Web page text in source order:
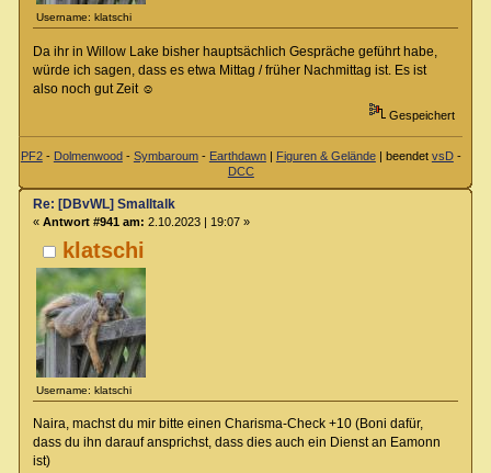
Username: klatschi
Da ihr in Willow Lake bisher hauptsächlich Gespräche geführt habe,
würde ich sagen, dass es etwa Mittag / früher Nachmittag ist. Es ist
also noch gut Zeit ☺️
Gespeichert
PF2- Dolmenwood - Symbaroum- Earthdawn| Figuren & Gelände| beendet vsD-
DCC
klatschi
Username: klatschi
Re: [DBvWL] Smalltalk
« Antwort #941 am: 2.10.2023 | 19:07 »
Naira, machst du mir bitte einen Charisma-Check +10 (Boni dafür,
dass du ihn darauf ansprichst, dass dies auch ein Dienst an Eamonn
ist)